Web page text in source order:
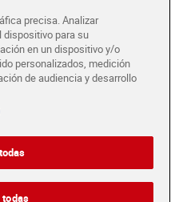
CADA DIA
DIA CORPORATE
precisa. Analizar
para su
en un dispositivo y/o
personalizados, medición
de audiencia y desarrollo
todas